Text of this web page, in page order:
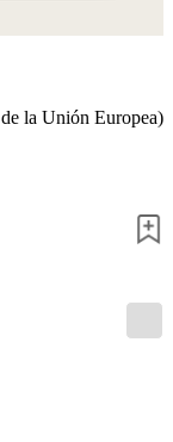
la Unión Europea)